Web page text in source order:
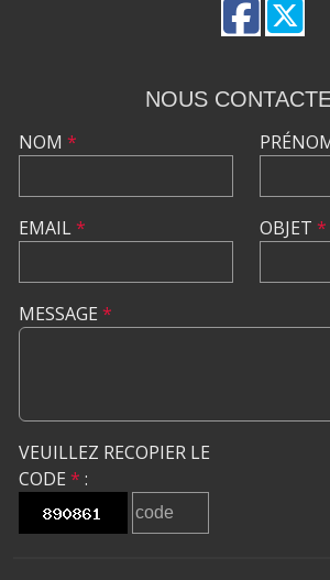
NOUS
NOM *
EMAIL* OBJET *
MESSAGE *
VEUILLEZ RECOPIER LE
CODE * :